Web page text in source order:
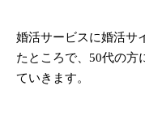
婚活サービスに婚活サ
たところで、50代の方
ていきます。